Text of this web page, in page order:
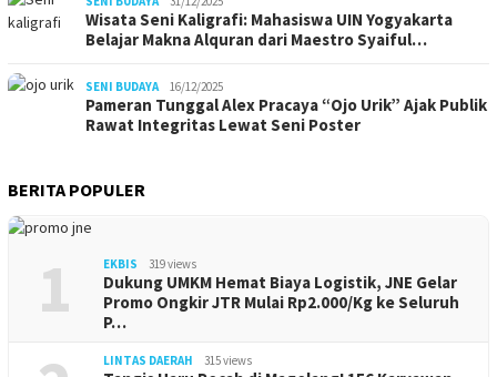
Wisata Seni Kaligrafi: Mahasiswa UIN Yogyakarta
Belajar Makna Alquran dari Maestro Syaiful…
SENI BUDAYA 16/12/2025
Pameran Tunggal Alex Pracaya “Ojo Urik” Ajak Publik
Rawat Integritas Lewat Seni Poster
BERITA POPULER
1 EKBIS 319 views
Dukung UMKM Hemat Biaya Logistik, JNE Gelar
Promo Ongkir JTR Mulai Rp2.000/Kg ke Seluruh
P…
LINTAS DAERAH 315 views